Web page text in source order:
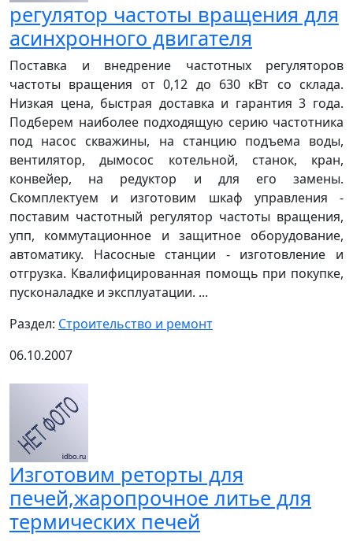
регулятор частоты вращения для
асинхронного двигателя
Поставка и внедрение частотных регуляторов
частоты вращения от 0,12 до 630 кВт со склада.
Низкая цена, быстрая доставка и гарантия 3 года.
Подберем наиболее подходящую серию частотника
под насос скважины, на станцию подъема воды,
вентилятор, дымосос котельной, станок, кран,
конвейер, на редуктор и для его замены.
Скомплектуем и изготовим шкаф управления -
поставим частотный регулятор частоты вращения,
упп, коммутационное и защитное оборудование,
автоматику. Насосные станции - изготовление и
отгрузка. Квалифицированная помощь при покупке,
пусконаладке и эксплуатации. ...
Раздел: Строительство и ремонт
06.10.2007
Изготовим реторты для
печей,жаропрочное литье для
термических печей